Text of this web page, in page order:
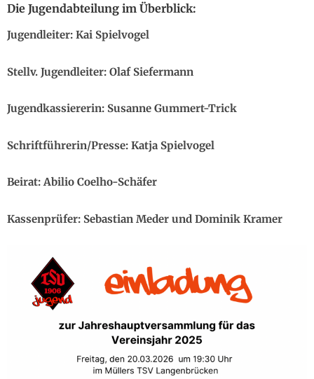
Die Jugendabteilung im Überblick:
Jugendleiter: Kai Spielvogel
Stellv. Jugendleiter: Olaf Siefermann
Jugendkassiererin: Susanne Gummert-Trick
Schriftführerin/Presse: Katja Spielvogel
Beirat: Abilio Coelho-Schäfer
Kassenprüfer: Sebastian Meder und Dominik Kramer